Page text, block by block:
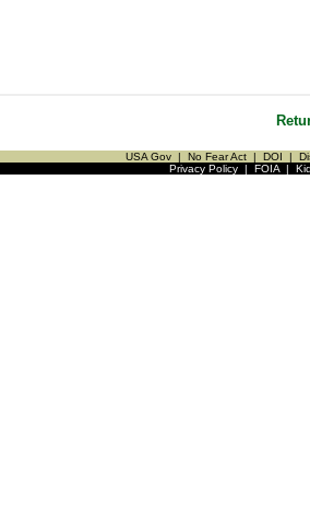
USA Gov | No Fear Act | DOI |
Privacy Policy| FOIA|